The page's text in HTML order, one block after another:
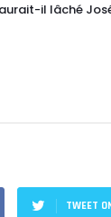
il lâché
TWEET